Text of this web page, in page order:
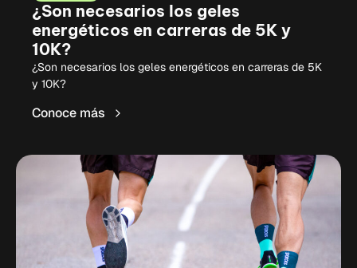
¿Son necesarios los geles
energéticos en carreras de 5K y
10K?
¿Son necesarios los geles energéticos en carreras de 5K
y 10K?
Conoce más